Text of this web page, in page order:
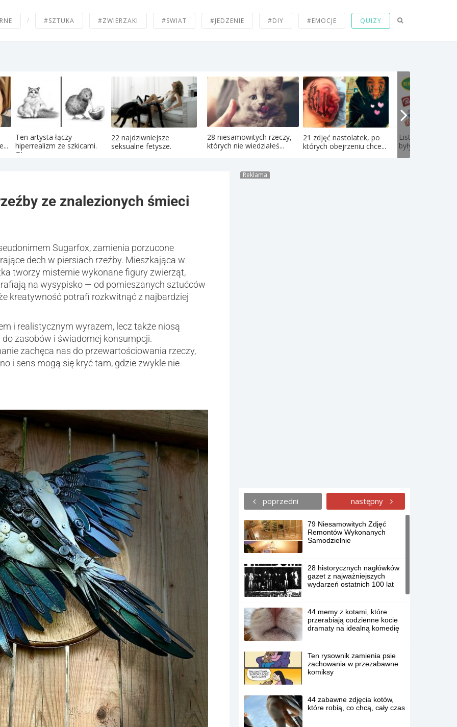
/ #SZTUKA #ZWIERZAKI #SWIAT #JEDZENIE #DIY #EMOCJE QUIZY
Ten artysta łączy
hiperrealizm ze szkicami.
Oto...
22 najdziwniejsze
seksualne fetysze.
28 niesamowitych rzeczy,
których nie wiedziałeś...
21 zdjęć nastolatek, po
których obejrzeniu chce...
Lista 71 firm,
były polskie ale
ze znalezionych śmieci
Sugarfox, zamienia porzucone
dech w piersiach rzeźby. Mieszkająca w
tworzy misternie wykonane figury zwierząt,
na wysypisko — od pomieszanych sztućców
kreatywność potrafi rozkwitnąć z najbardziej
i realistycznym wyrazem, lecz także niosą
zasobów i świadomej konsumpcji.
zachęca nas do przewartościowania rzeczy,
i sens mogą się kryć tam, gdzie zwykle nie
Reklama
poprzedni następny
79 Niesamowitych Zdjęć
Remontów Wykonanych
Samodzielnie
28 historycznych nagłówków
gazet z najważniejszych
wydarzeń ostatnich 100 lat
44 memy z kotami, które
przerabiają codzienne kocie
dramaty na idealną komedię
Ten rysownik zamienia psie
zachowania w przezabawne
komiksy
44 zabawne zdjęcia kotów,
które robią, co chcą, cały czas